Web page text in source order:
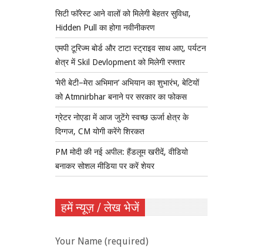
सिटी फॉरेस्ट आने वालों को मिलेगी बेहतर सुविधा,
Hidden Pull का होगा नवीनीकरण
एमपी टूरिज्म बोर्ड और टाटा स्ट्राइव साथ आए, पर्यटन
क्षेत्र में Skil Devlopment को मिलेगी रफ्तार
‘मेरी बेटी–मेरा अभिमान’ अभियान का शुभारंभ, बेटियों
को Atmnirbhar बनाने पर सरकार का फोकस
ग्रेटर नोएडा में आज जुटेंगे स्वच्छ ऊर्जा क्षेत्र के
दिग्गज, CM योगी करेंगे शिरकत
PM मोदी की नई अपील: हैंडलूम खरीदें, वीडियो
बनाकर सोशल मीडिया पर करें शेयर
हमें न्यूज़ / लेख भेजें
Your Name (required)